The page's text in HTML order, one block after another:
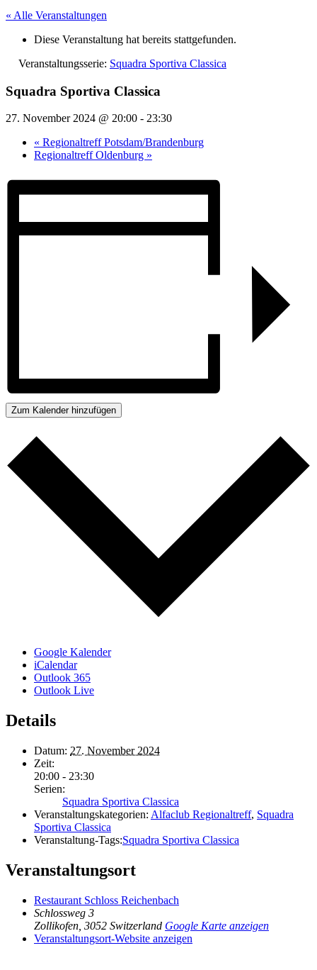
« Alle Veranstaltungen
Diese Veranstaltung hat bereits stattgefunden.
Veranstaltungsserie: Squadra Sportiva Classica
Squadra Sportiva Classica
27. November 2024 @ 20:00 - 23:30
« Regionaltreff Potsdam/Brandenburg
Regionaltreff Oldenburg »
Zum Kalender hinzufügen
Google Kalender
iCalendar
Outlook 365
Outlook Live
Details
Datum: 27. November 2024
Zeit:
20:00 - 23:30
Serien:
Squadra Sportiva Classica
Veranstaltungskategorien: Alfaclub Regionaltreff, Squadra
Sportiva Classica
Veranstaltung-Tags:Squadra Sportiva Classica
Veranstaltungsort
Restaurant Schloss Reichenbach
Schlossweg 3
Zollikofen 3052 Switzerland Google Karte anzeigen
Veranstaltungsort-Website anzeigen